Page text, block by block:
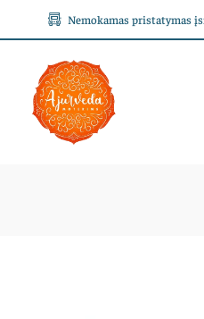
Nemokamas pristatymas